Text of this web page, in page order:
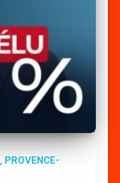
PROVENCE-